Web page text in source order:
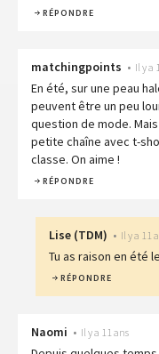
RÉPONDRE
matchingpoints • Il y a
En été, sur une peau
peuvent être un peu
question de mode.
petite chaîne avec t-
classe. On aime !
RÉPONDRE
Lise (TDM) • Il y a 11
Tu as raison en été
RÉPONDRE
Naomi • Il y a 11 ans